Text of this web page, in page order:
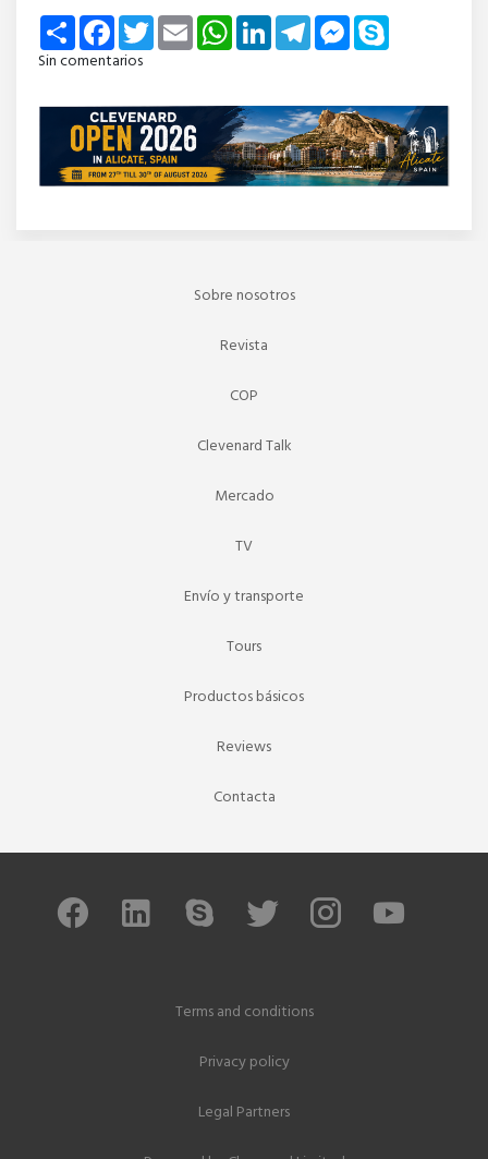
Share FacebookTwitterEmail WhatsAppLinkedInTelegramMessenger
Sin comentarios
Sobre nosotros
Revista
COP
Clevenard Talk
Mercado
TV
Envío y transporte
Tours
Productos básicos
Reviews
Contacta
Terms and conditions
Privacy policy
Legal Partners